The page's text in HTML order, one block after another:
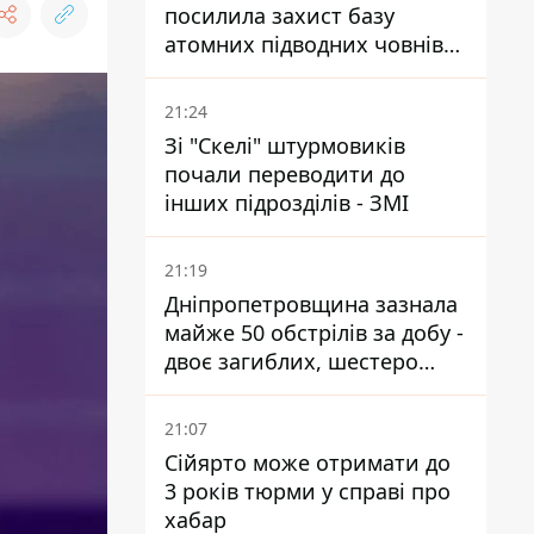
посилила захист базу
атомних підводних човнів
за 7400 км від України
21:24
Зі "Скелі" штурмовиків
почали переводити до
інших підрозділів - ЗМІ
21:19
Дніпропетровщина зазнала
майже 50 обстрілів за добу -
двоє загиблих, шестеро
постраждалих
21:07
Сійярто може отримати до
3 років тюрми у справі про
хабар